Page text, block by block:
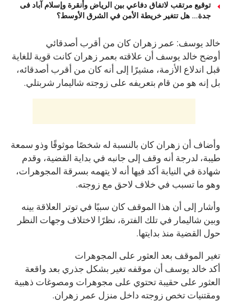
توقيع مرتقب لاتفاق دفاعي بين الرياض وأنقرة وإسلام آباد فى
جدة… هل تتغير خريطة الأمن في الشرق الأوسط؟
خالد يوسف: عمر زهران كان من أقرب أصدقائي
أوضح خالد يوسف أن علاقته بعمر زهران كانت قوية للغاية
قبل اندلاع الأزمة، مشيرًا إلى أنه كان من أقرب أصدقائه،
بل إنه هو من قام بتعريفه على زوجته شاليمار شربتلي.
وأضاف أن زهران كان بالنسبة له شخصًا موثوقًا وذو سمعة
طيبة، لدرجة أنه وقف إلى جانبه في بداية القضية، وقدم
شهادة في النيابة أكد فيها أنه لا يتهمه بسرقة المجوهرات،
وهو ما تسبب في خلاف لاحق مع زوجته.
وأشار إلى أن هذا الموقف كان سببًا في توتر العلاقة بينه
وبين شاليمار في تلك الفترة، نظرًا لاختلاف وجهات النظر
حول القضية منذ بدايتها.
تغير الموقف بعد العثور على المجوهرات
أكد خالد يوسف أن موقفه تغير بشكل جذري بعد واقعة
العثور على حقيبة تحتوي على مجوهرات ومصوغات ذهبية
ومقتنيات تخص زوجته داخل منزل عمر زهران.